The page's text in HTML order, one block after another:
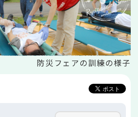
防災フェアの訓練の様子